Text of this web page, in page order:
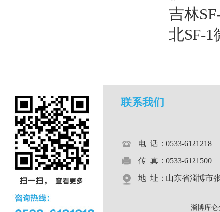
吉林
北SF-
联系我们
电 话：0533-
传 真：0533-6121500
地 址：山东省淄博市
淄博库